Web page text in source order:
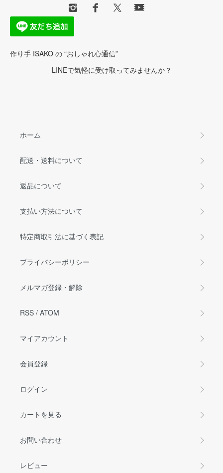
作り手 ISAKO の “おしゃれ心通信”
LINEで気軽に受け取ってみませんか？
ホーム
配送・送料について
返品について
支払い方法について
特定商取引法に基づく表記
プライバシーポリシー
メルマガ登録・解除
RSS / ATOM
マイアカウント
会員登録
ログイン
カートを見る
お問い合わせ
レビュー